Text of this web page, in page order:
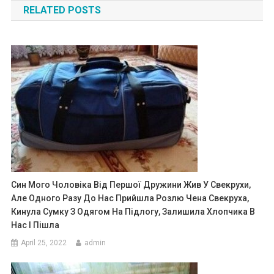
RELATED POSTS
Син Мого Чоловіка Від Першої Дружини Жив У Свекрухи,
Але Одного Разу До Нас Прийшла Розлю Чена Свекруха,
Кинула Сумку З Одягом На Підлогу, Залишила Хлопчика В
Нас І Пішла
April 25, 2022 admin